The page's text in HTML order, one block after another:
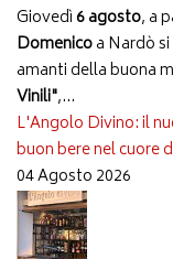
Giovedì 6 agosto, a
Domenicoa Nardò
amanti della buona
Vinili",...
L'Angolo Divino: il
buon bere nel cuore
04 Agosto 2026